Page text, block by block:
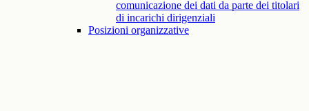
comunicazione dei dati da parte dei titolari
di incarichi dirigenziali
Posizioni organizzative